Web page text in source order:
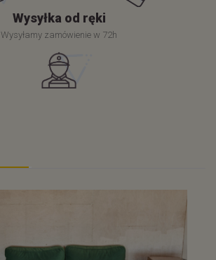
Wysyłka od ręki
Wysyłamy zamówienie w 72h